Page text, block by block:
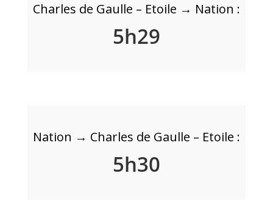
Charles de Gaulle – Etoile → Nation :
5h29
Nation → Charles de Gaulle – Etoile :
5h30